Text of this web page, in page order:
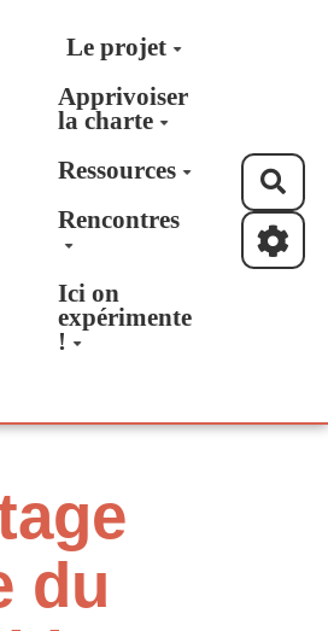
Le projet
Apprivoiser
la charte
Ressources
Rencontres
Ici on
expérimente
!
du